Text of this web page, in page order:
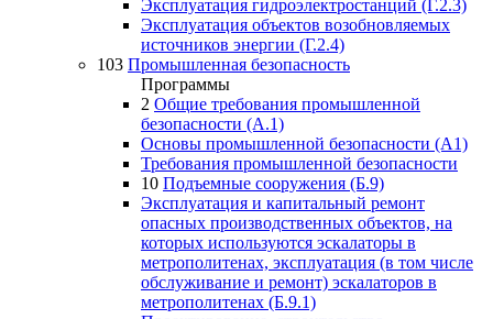
Эксплуатация гидроэлектростанций (Г.2.3)
Эксплуатация объектов возобновляемых
источников энергии (Г.2.4)
103 Промышленная безопасность
Программы
2 Общие требования промышленной
безопасности (А.1)
Основы промышленной безопасности (А1)
Требования промышленной безопасности
10 Подъемные сооружения (Б.9)
Эксплуатация и капитальный ремонт
опасных производственных объектов, на
которых используются эскалаторы в
метрополитенах, эксплуатация (в том числе
обслуживание и ремонт) эскалаторов в
метрополитенах (Б.9.1)